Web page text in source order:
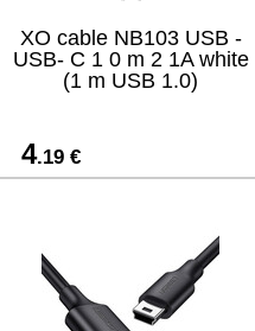
XO cable NB103 USB -
USB- C 1 0 m 2 1A white
(1 m USB 1.0)
4.19 €